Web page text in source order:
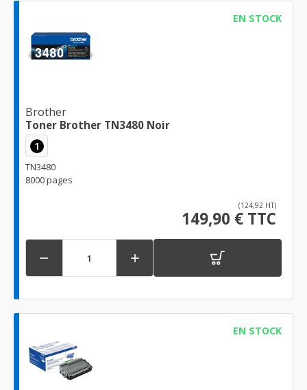
EN STOCK
Brother
Toner Brother TN3480 Noir
1
TN3480
8000 pages
(124,92 HT)
149,90 € TTC
 
EN STOCK